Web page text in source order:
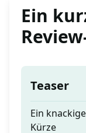
Ein
Teaser
Ein
Kürze